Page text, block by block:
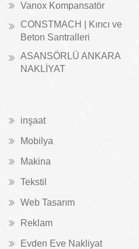
Vanox Kompansatör
CONSTMACH | Kırıcı ve
Beton Santralleri
ASANSÖRLÜ ANKARA
NAKLİYAT
inşaat
Mobilya
Makina
Tekstil
Web Tasarım
Reklam
Evden Eve Nakliyat